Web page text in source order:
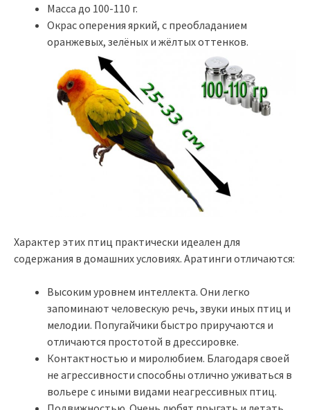
Масса до 100-110 г.
Окрас оперения яркий, с преобладанием
оранжевых, зелёных и жёлтых оттенков.
Характер этих птиц практически идеален для
содержания в домашних условиях. Аратинги отличаются:
Высоким уровнем интеллекта. Они легко
запоминают человескую речь, звуки иных птиц и
мелодии. Попугайчики быстро приручаются и
отличаются простотой в дрессировке.
Контактностью и миролюбием. Благодаря своей
не агрессивности способны отлично уживаться в
вольере с иными видами неагрессивных птиц.